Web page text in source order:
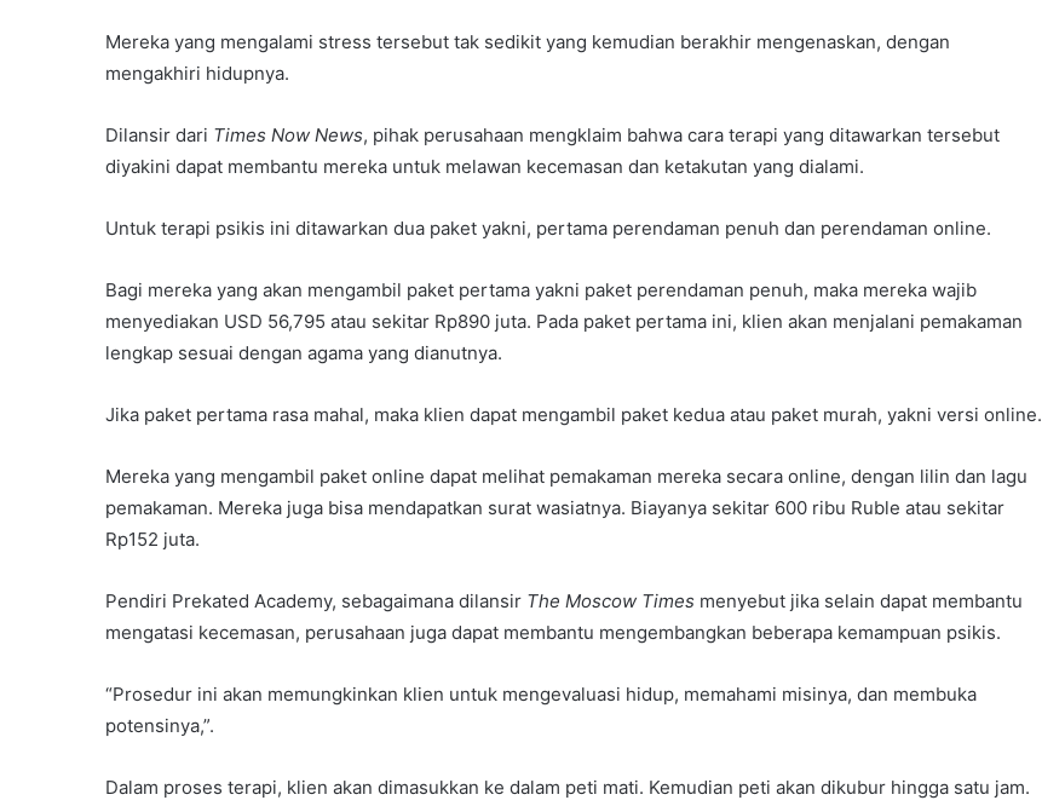
Mereka yang mengalami stress tersebut tak sedikit yang kemudian berakhir mengenaskan, dengan
mengakhiri hidupnya.
Dilansir dari Times Now News, pihak perusahaan mengklaim bahwa cara terapi yang ditawarkan tersebut
diyakini dapat membantu mereka untuk melawan kecemasan dan ketakutan yang dialami.
Untuk terapi psikis ini ditawarkan dua paket yakni, pertama perendaman penuh dan perendaman online.
Bagi mereka yang akan mengambil paket pertama yakni paket perendaman penuh, maka mereka wajib
menyediakan USD 56,795 atau sekitar Rp890 juta. Pada paket pertama ini, klien akan menjalani pemakaman
lengkap sesuai dengan agama yang dianutnya.
Jika paket pertama rasa mahal, maka klien dapat mengambil paket kedua atau paket murah, yakni versi online.
Mereka yang mengambil paket online dapat melihat pemakaman mereka secara online, dengan lilin dan lagu
pemakaman. Mereka juga bisa mendapatkan surat wasiatnya. Biayanya sekitar 600 ribu Ruble atau sekitar
Rp152 juta.
Pendiri Prekated Academy, sebagaimana dilansir The Moscow Times menyebut jika selain dapat membantu
mengatasi kecemasan, perusahaan juga dapat membantu mengembangkan beberapa kemampuan psikis.
“Prosedur ini akan memungkinkan klien untuk mengevaluasi hidup, memahami misinya, dan membuka
potensinya,”.
Dalam proses terapi, klien akan dimasukkan ke dalam peti mati. Kemudian peti akan dikubur hingga satu jam.